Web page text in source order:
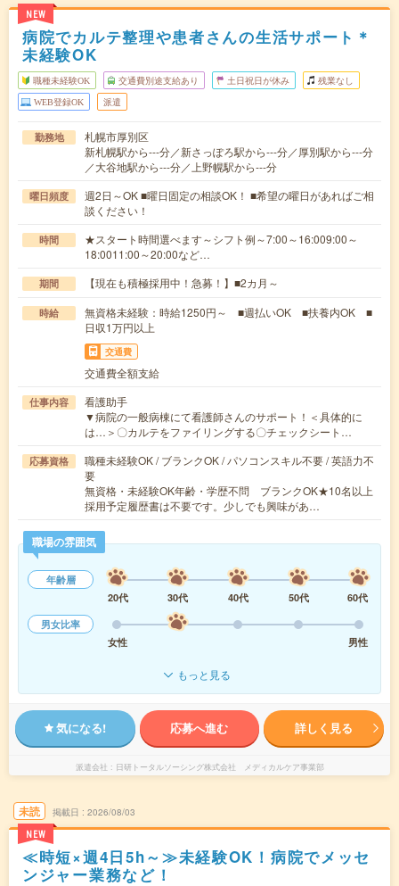
NEW
病院でカルテ整理や患者さんの生活サポート＊
未経験OK
職種未経験OK 交通費別途支給あり 土日祝日が休み 残業なし
WEB登録OK 派遣
勤務地
札幌市厚別区
新札幌駅から---分／新さっぽろ駅から---分／厚別駅から---分
／大谷地駅から---分／上野幌駅から---分
曜日頻度
週2日～OK ■曜日固定の相談OK！ ■希望の曜日があればご相
談ください！
時間
★スタート時間選べます～シフト例～7:00～16:009:00～
18:0011:00～20:00など…
期間 【現在も積極採用中！急募！】■2カ月～
時給
無資格未経験：時給1250円～ ■週払いOK ■扶養内OK ■
日収1万円以上
交通費
交通費全額支給
仕事内容
看護助手
▼病院の一般病棟にて看護師さんのサポート！＜具体的に
は…＞〇カルテをファイリングする〇チェックシート…
応募資格
職種未経験OK / ブランクOK / パソコンスキル不要 / 英語力不
要
無資格・未経験OK年齢・学歴不問 ブランクOK★10名以上
採用予定履歴書は不要です。少しでも興味があ…
職場の雰囲気
年齢層
20代
30代 40代 50代
60代
男女比率
女性
男性
もっと見る
気になる! 応募へ進む 詳しく見る
派遣会社 日研トータルソーシング株式会社 メディカルケア事業部
未読
NEW
掲載日 2026/08/03
≪時短×週4日5h～≫未経験OK！病院でメッセ
ンジャー業務など！